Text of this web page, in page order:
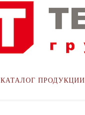
КАТАЛОГ ПРОДУКЦИИ